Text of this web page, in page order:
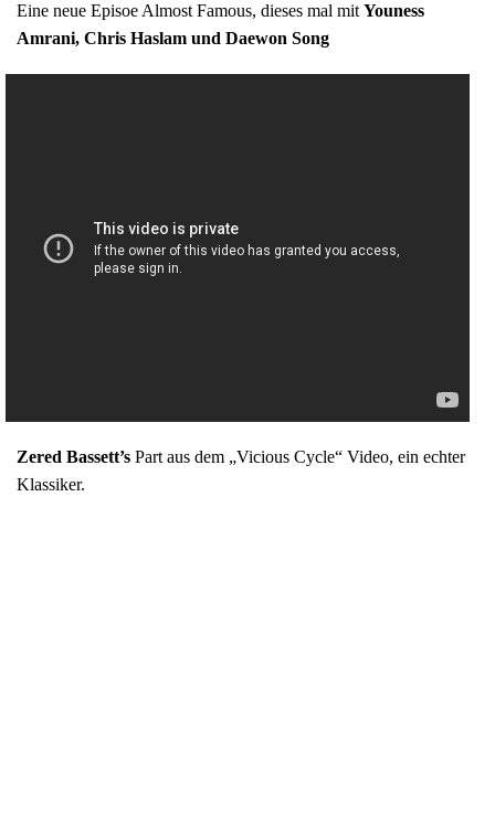
Eine neue Episoe Almost Famous, dieses mal mit Youness
Amrani, Chris Haslam und Daewon Song
Zered Bassett’s Part aus dem „Vicious Cycle“ Video, ein echter
Klassiker.